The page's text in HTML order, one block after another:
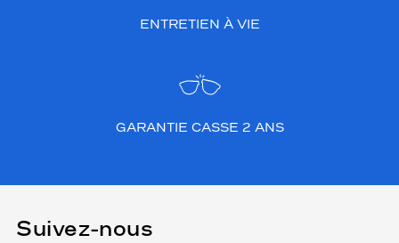
ENTRETIEN À VIE
GARANTIE CASSE 2 ANS
Suivez-nous